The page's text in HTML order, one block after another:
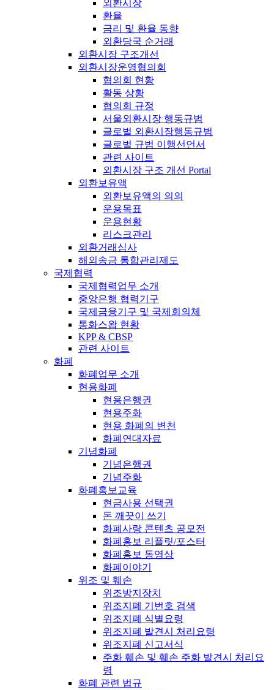
외환시장
환율
금리 및 환율 동향
외환당국 순거래
외환시장 구조개선
외환시장운영협의회
협의회 현황
활동 상황
협의회 규정
서울외환시장 행동규범
글로벌 외환시장행동규범
글로벌 규범 이행선언서
관련 사이트
외환시장 구조 개선 Portal
외환보유액
외환보유액의 의의
운용목표
운용현황
리스크관리
외환거래심사
해외송금 통합관리제도
국제협력
국제협력업무 소개
중앙은행 협력기구
국제금융기구 및 국제회의체
통화스왑 현황
KPP & CBSP
관련 사이트
화폐
화폐업무 소개
현용화폐
현용은행권
현용주화
현용 화폐의 변천
화폐연대자료
기념화폐
기념은행권
기념주화
화폐홍보교육
현금사용 선택권
돈 깨끗이 쓰기
화폐사랑 콘텐츠 공모전
화폐홍보 리플릿/포스터
화폐홍보 동영상
화폐이야기
위조 및 훼손
위조방지장치
위조지폐 기번호 검색
위조지폐 식별요령
위조지폐 발견시 처리요령
위조지폐 신고서식
주화 훼손 및 훼손 주화 발견시 처리요
령
화폐 관련 법규